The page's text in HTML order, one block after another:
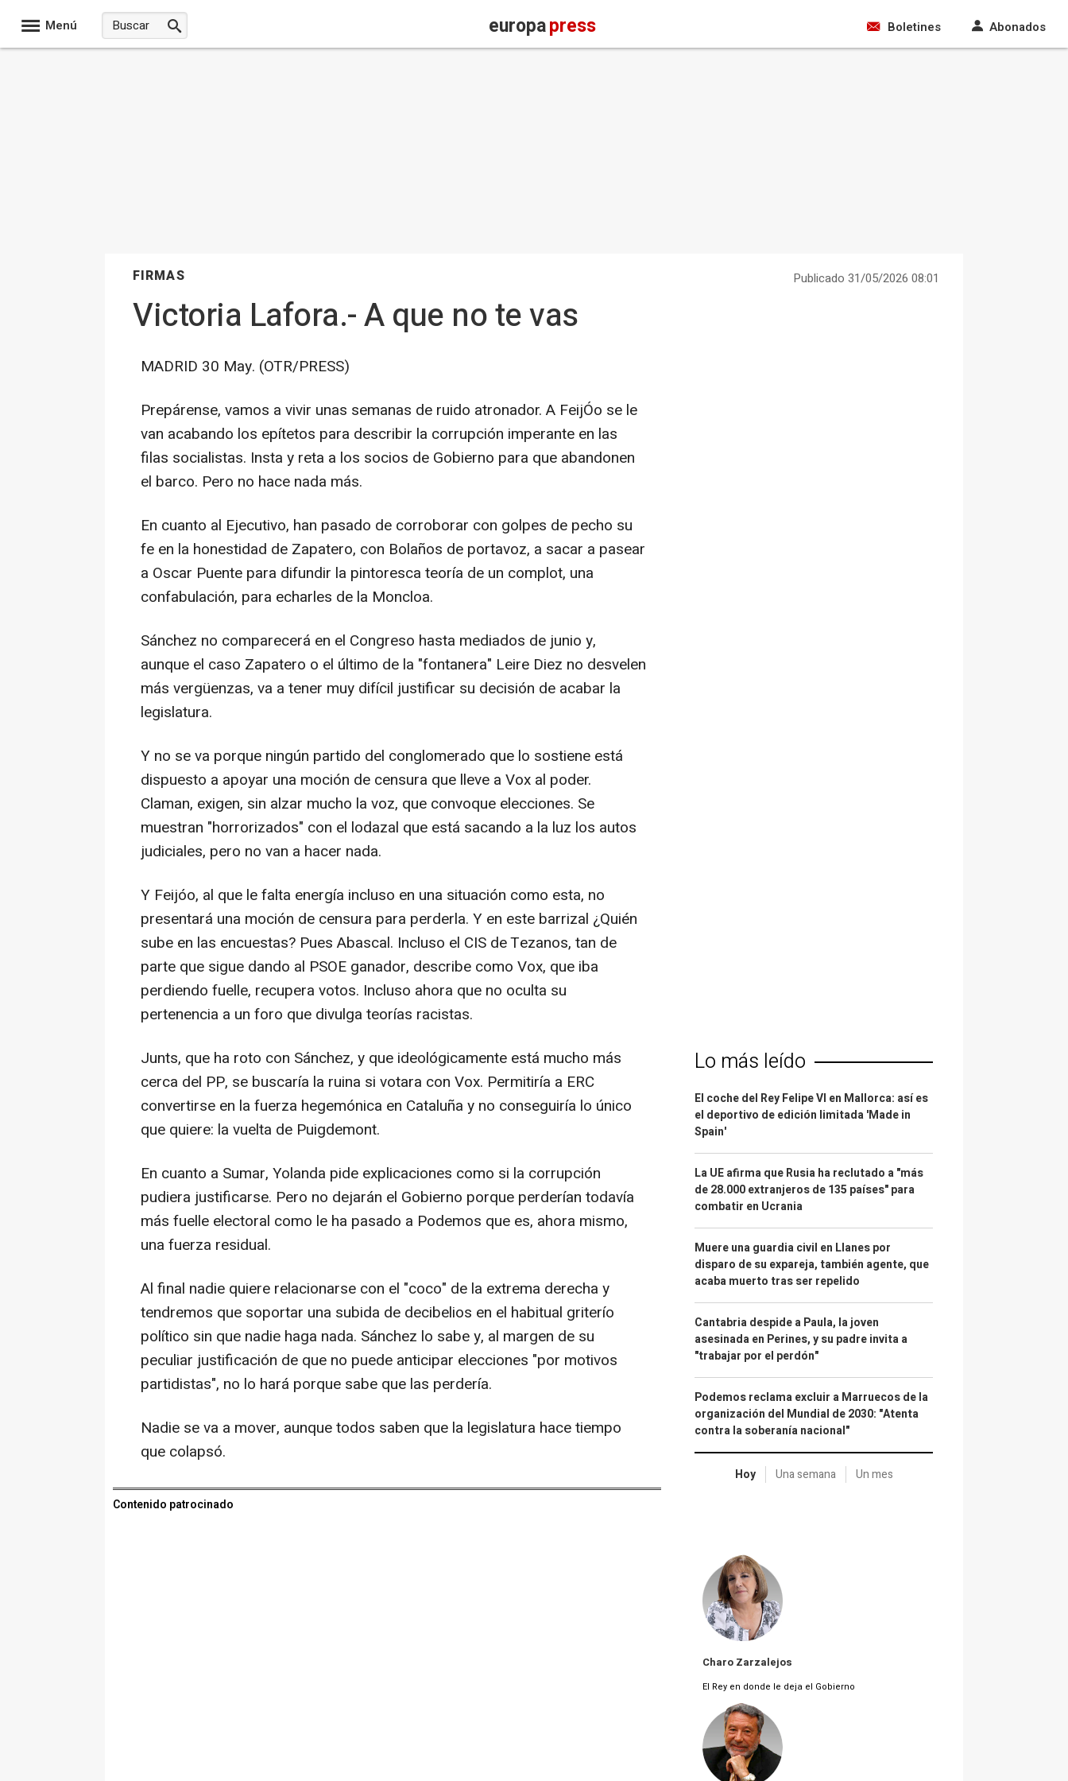
Menú europapress Boletines Abonados
FIRMAS Publicado 31/05/2026 08:01
Victoria Lafora.- A que no te vas
MADRID 30 May. (OTR/PRESS)
Prepárense, vamos a vivir unas semanas de ruido atronador. A FeijÓo se le
van acabando los epítetos para describir la corrupción imperante en las
filas socialistas. Insta y reta a los socios de Gobierno para que abandonen
el barco. Pero no hace nada más.
En cuanto al Ejecutivo, han pasado de corroborar con golpes de pecho su
fe en la honestidad de Zapatero, con Bolaños de portavoz, a sacar a pasear
a Oscar Puente para difundir la pintoresca teoría de un complot, una
confabulación, para echarles de la Moncloa.
Sánchez no comparecerá en el Congreso hasta mediados de junio y,
aunque el caso Zapatero o el último de la "fontanera" Leire Diez no desvelen
más vergüenzas, va a tener muy difícil justificar su decisión de acabar la
legislatura.
Y no se va porque ningún partido del conglomerado que lo sostiene está
dispuesto a apoyar una moción de censura que lleve a Vox al poder.
Claman, exigen, sin alzar mucho la voz, que convoque elecciones. Se
muestran "horrorizados" con el lodazal que está sacando a la luz los autos
judiciales, pero no van a hacer nada.
Y Feijóo, al que le falta energía incluso en una situación como esta, no
presentará una moción de censura para perderla. Y en este barrizal ¿Quién
sube en las encuestas? Pues Abascal. Incluso el CIS de Tezanos, tan de
parte que sigue dando al PSOE ganador, describe como Vox, que iba
perdiendo fuelle, recupera votos. Incluso ahora que no oculta su
pertenencia a un foro que divulga teorías racistas.
Junts, que ha roto con Sánchez, y que ideológicamente está mucho más
cerca del PP, se buscaría la ruina si votara con Vox. Permitiría a ERC
convertirse en la fuerza hegemónica en Cataluña y no conseguiría lo único
que quiere: la vuelta de Puigdemont.
En cuanto a Sumar, Yolanda pide explicaciones como si la corrupción
pudiera justificarse. Pero no dejarán el Gobierno porque perderían todavía
más fuelle electoral como le ha pasado a Podemos que es, ahora mismo,
una fuerza residual.
Al final nadie quiere relacionarse con el "coco" de la extrema derecha y
tendremos que soportar una subida de decibelios en el habitual griterío
político sin que nadie haga nada. Sánchez lo sabe y, al margen de su
peculiar justificación de que no puede anticipar elecciones "por motivos
partidistas", no lo hará porque sabe que las perdería.
Nadie se va a mover, aunque todos saben que la legislatura hace tiempo
que colapsó.
Contenido patrocinado
Lo más leído
El coche del Rey Felipe VI en Mallorca: así es
el deportivo de edición limitada 'Made in
Spain'
La UE afirma que Rusia ha reclutado a "más
de 28.000 extranjeros de 135 países" para
combatir en Ucrania
Muere una guardia civil en Llanes por
disparo de su expareja, también agente, que
acaba muerto tras ser repelido
Cantabria despide a Paula, la joven
asesinada en Perines, y su padre invita a
"trabajar por el perdón"
Podemos reclama excluir a Marruecos de la
organización del Mundial de 2030: "Atenta
contra la soberanía nacional"
Hoy Una semana Un mes
Charo Zarzalejos
El Rey en donde le deja el Gobierno